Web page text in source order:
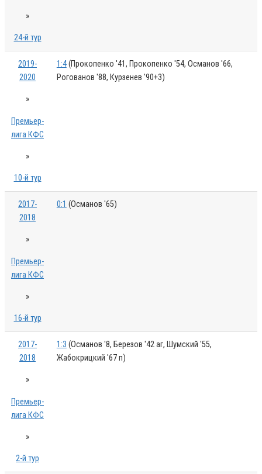
»
24-й тур
2019-
2020
»
Премьер-
лига КФС
»
10-й тур
1:4(Прокопенко '41, Прокопенко '54, Османов '66,
Рогованов '88, Курзенев '90+3)
2017-
2018
»
Премьер-
лига КФС
»
16-й тур
0:1 (Османов '65)
2017-
2018
»
Премьер-
лига КФС
»
2-й тур
1:3 (Османов '8, Березов '42 аг, Шумский '55,
Жабокрицкий '67 п)